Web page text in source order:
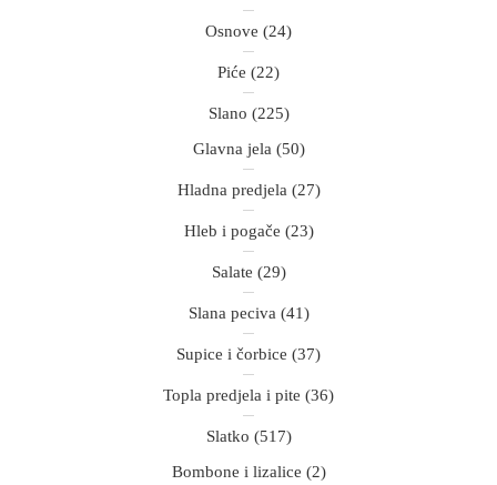
Osnove (24)
Piće (22)
Slano (225)
Glavna jela (50)
Hladna predjela (27)
Hleb i pogače (23)
Salate (29)
Slana peciva (41)
Supice i čorbice (37)
Topla predjela i pite (36)
Slatko (517)
Bombone i lizalice (2)